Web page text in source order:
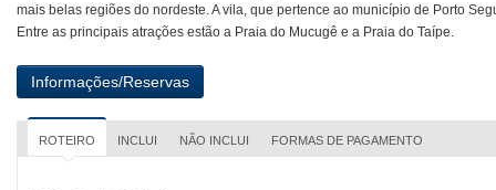
mais belas regiões do nordeste. A vila, que pertence ao município de Porto
Entre as principais atrações estão a Praia do Mucugê e a Praia do Taípe.
ROTEIRO INCLUI NÃO INCLUI FORMAS DE PAGAMENTO